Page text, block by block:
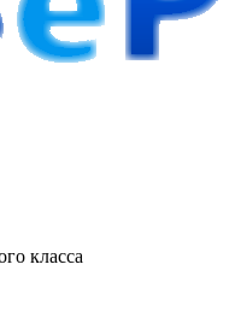
класса